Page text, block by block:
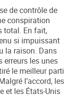
de contrôle de
conspiration
total. En fait,
si impuissant
la raison. Dans
erreurs les unes
le meilleur parti
l’accord, les
et les États-Unis